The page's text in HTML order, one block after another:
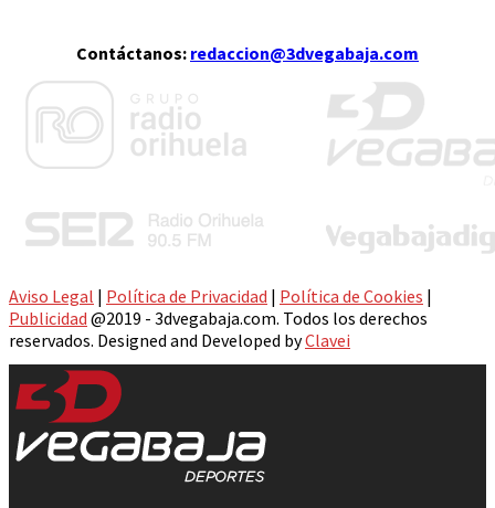
Contáctanos: redaccion@3dvegabaja.com
Aviso Legal | Política de Privacidad | Política de Cookies |
Publicidad @2019 - 3dvegabaja.com. Todos los derechos
reservados. Designed and Developed byClavei